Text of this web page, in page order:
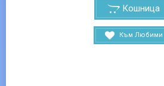
Кошница
Към Любими